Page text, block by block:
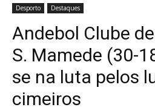
Desporto Destaques
Andebol Clube
S. Mamede (30-
se na luta pelos
cimeiros